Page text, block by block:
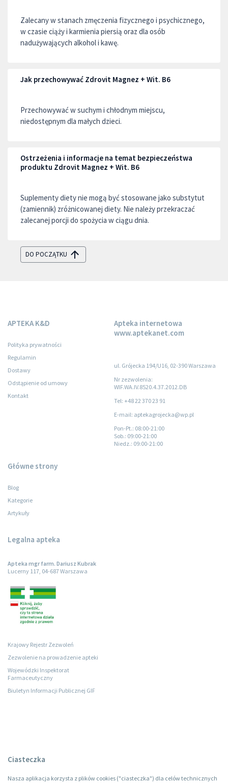
Zalecany w stanach zmęczenia fizycznego i psychicznego,
w czasie ciąży i karmienia piersią oraz dla osób
nadużywających alkohol i kawę.
Jak przechowywać Zdrovit Magnez + Wit. B6
Przechowywać w suchym i chłodnym miejscu,
niedostępnym dla małych dzieci.
Ostrzeżenia i informacje na temat bezpieczeństwa
produktu Zdrovit Magnez + Wit. B6
Suplementy diety nie mogą być stosowane jako substytut
(zamiennik) zróżnicowanej diety. Nie należy przekraczać
zalecanej porcji do spożycia w ciągu dnia.
DO POCZĄTKU
APTEKA K&D
Polityka prywatności
Regulamin
Dostawy
Odstąpienie od umowy
Kontakt
Apteka internetowa
www.aptekanet.com
ul. Grójecka 194/U16, 02-390 Warszawa
Nr zezwolenia:
WIF.WA.IV.8520.4.37.2012.DB
Tel: +48 22 370 23 91
E-mail: aptekagrojecka@wp.pl
Pon-Pt.: 08:00-21:00
Sob.: 09:00-21:00
Niedz.: 09:00-21:00
Główne strony
Blog
Kategorie
Artykuły
Legalna apteka
Apteka mgr farm. Dariusz Kubrak
Lucerny 117, 04-687 Warszawa
Krajowy Rejestr Zezwoleń
Zezwolenie na prowadzenie apteki
Wojewódzki Inspektorat
Farmaceutyczny
Biuletyn Informacji Publicznej GIF
Ciasteczka
Nasza aplikacja korzysta z plików cookies ("ciasteczka") dla celów technicznych